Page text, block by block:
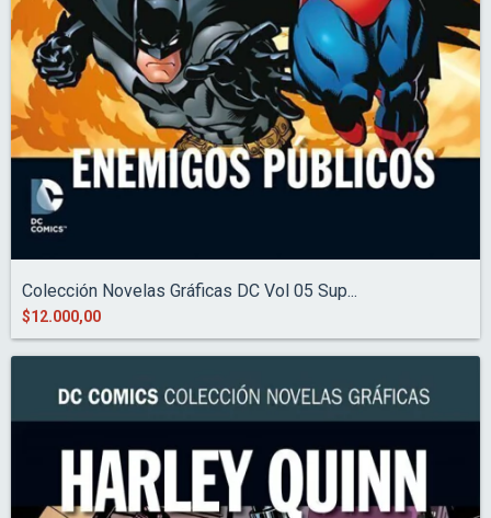
Colección Novelas Gráficas DC Vol 05 Sup...
$12.000,00